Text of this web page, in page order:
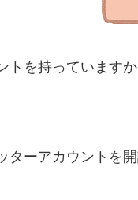
トを持っていますか
ーアカウントを開